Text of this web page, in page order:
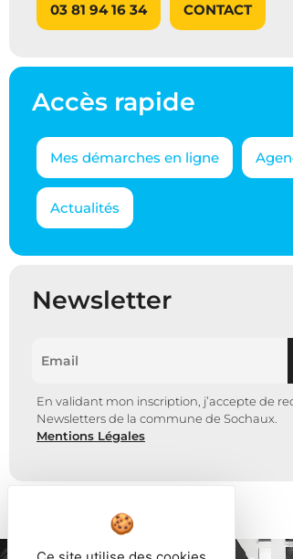
03 81 94 16 34 CONTACT
Accès rapide
Mes démarches en ligne
Actualités
Newsletter
En validant mon inscription, j’accepte de
Newsletters de la commune de Sochaux.
Mentions Légales